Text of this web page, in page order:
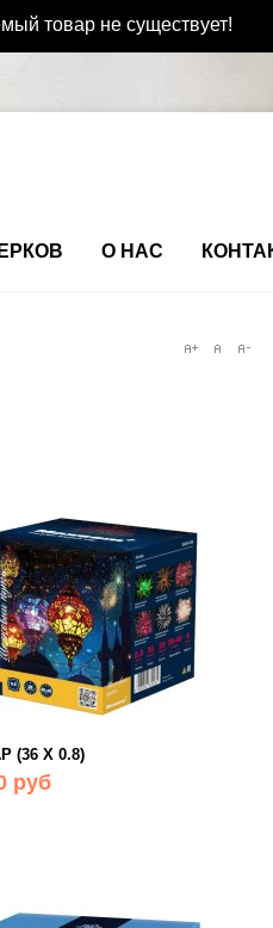
товар не существует!
О НАС
(36 Х 0.8)
руб